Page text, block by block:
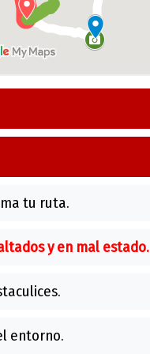
tu ruta.
y en mal estado.
entorno.